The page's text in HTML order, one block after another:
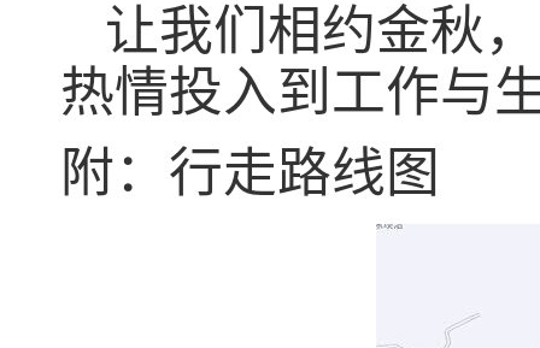
让我们相约金秋
热情投入到工作与
附：行走路线图